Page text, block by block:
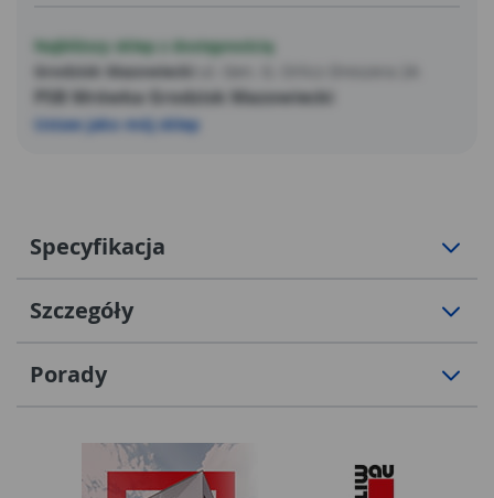
Najbliższy sklep z dostępnością
Grodzisk Mazowiecki
PSB Mrówka Grodzisk Mazowiecki
Ustaw jako mój sklep
Specyfikacja
Szczegóły
Porady